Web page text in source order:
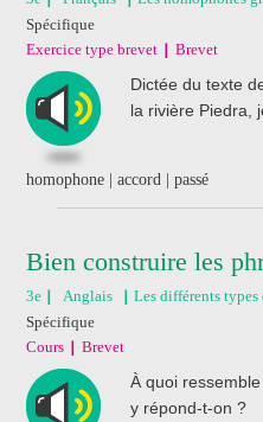
Spécifique
Exercice type brevet
Brevet
Dictée du texte
la rivière Piedra,
homophone | accord | passé
Bien construire les
3e Anglais
Les différents types
Spécifique
Cours
Brevet
À quoi
y répond-t-on ?